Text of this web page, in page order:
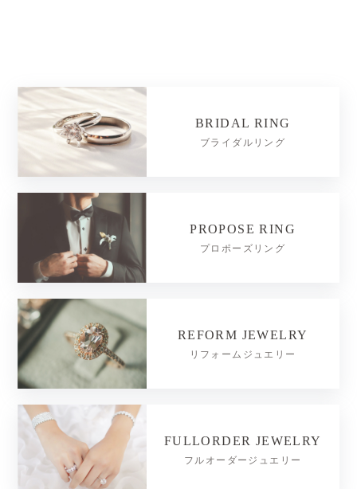
BRIDAL RING
ブライダルリング
PROPOSE RING
プロポーズリング
REFORM JEWELRY
リフォームジュエリー
FULLORDER JEWELRY
フルオーダージュエリー